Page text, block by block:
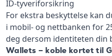
ID-tyveriforsikring
For ekstra beskyttelse kan
i mobil- og nettbanken for
deg dersom identiteten din
Wallets – koble kortet til